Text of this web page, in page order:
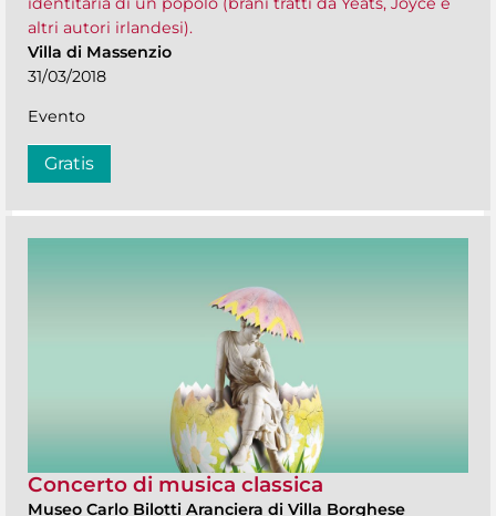
altri autori irlandesi).
Villa di Massenzio
31/03/2018
Evento
Gratis
Concerto di musica classica
Museo Carlo Bilotti Aranciera di Villa Borghese